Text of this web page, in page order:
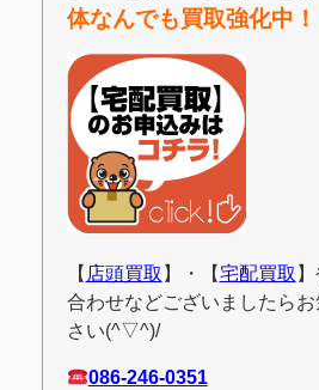
体なんでも買取強化中！
【 店頭買取 】・【宅配買取
合わせなどございましたら
さい(^▽^)/
086-246-0351